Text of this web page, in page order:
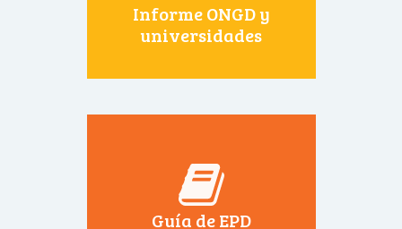
Informe ONGD y
universidades
Guía de EPD